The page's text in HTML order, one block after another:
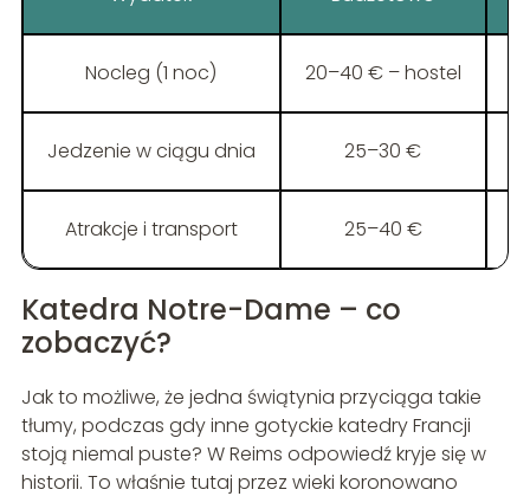
Nocleg (1 noc) 20–40 € – hostel
Jedzenie w ciągu dnia 25–30 €
Atrakcje i transport 25–40 €
Katedra Notre-Dame – co
zobaczyć?
Jak to możliwe, że jedna świątynia przyciąga takie
tłumy, podczas gdy inne gotyckie katedry Francji
stoją niemal puste? W Reims odpowiedź kryje się w
historii. To właśnie tutaj przez wieki koronowano